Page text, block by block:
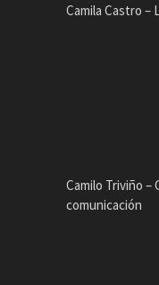
Camila Castro –
Camilo Triviño –
comunicación